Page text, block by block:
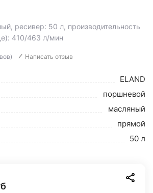
ресивер: 50 л, производительность
410/463 л/мин
Написать отзыв
ELAND
поршневой
масляный
прямой
50 л